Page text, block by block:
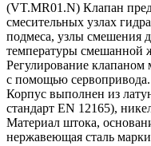
(VT.MR01.N) Клапан
смесительных узлах
подмеса, узлы смешения
температуры смешанной
Регулирование клапаном
с помощью сервопривода.
Корпус выполнен из
стандарт EN 12165),
Материал штока,
нержавеющая сталь